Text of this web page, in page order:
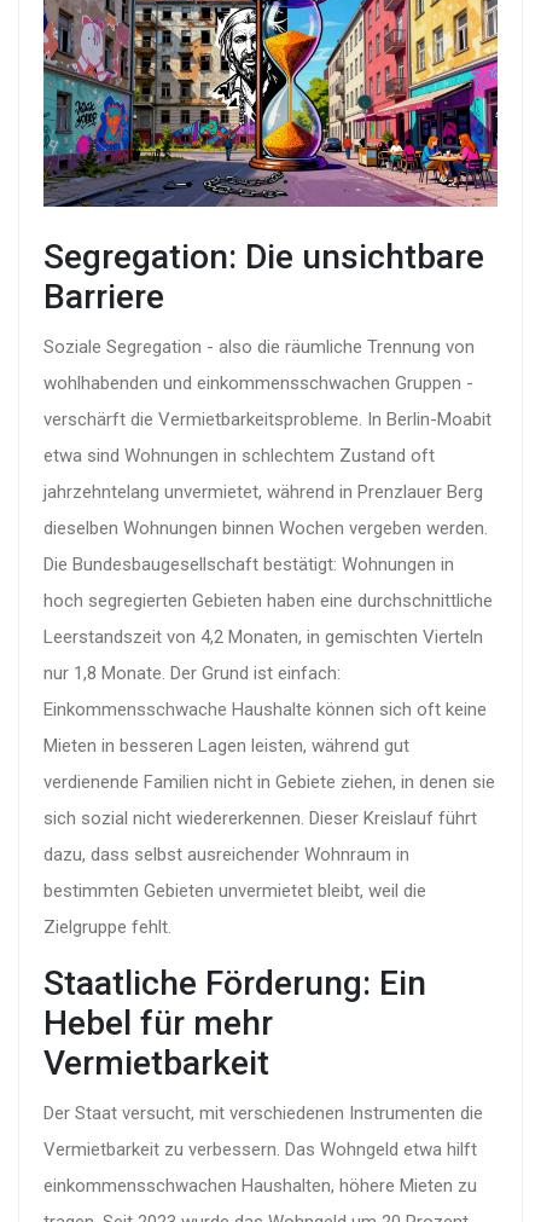
Segregation: Die unsichtbare
Barriere
Soziale Segregation - also die räumliche Trennung von
wohlhabenden und einkommensschwachen Gruppen -
verschärft die Vermietbarkeitsprobleme. In Berlin-Moabit
etwa sind Wohnungen in schlechtem Zustand oft
jahrzehntelang unvermietet, während in Prenzlauer Berg
dieselben Wohnungen binnen Wochen vergeben werden.
Die Bundesbaugesellschaft bestätigt: Wohnungen in
hoch segregierten Gebieten haben eine durchschnittliche
Leerstandszeit von 4,2 Monaten, in gemischten Vierteln
nur 1,8 Monate. Der Grund ist einfach:
Einkommensschwache Haushalte können sich oft keine
Mieten in besseren Lagen leisten, während gut
verdienende Familien nicht in Gebiete ziehen, in denen sie
sich sozial nicht wiedererkennen. Dieser Kreislauf führt
dazu, dass selbst ausreichender Wohnraum in
bestimmten Gebieten unvermietet bleibt, weil die
Zielgruppe fehlt.
Staatliche Förderung: Ein
Hebel für mehr
Vermietbarkeit
Der Staat versucht, mit verschiedenen Instrumenten die
Vermietbarkeit zu verbessern. Das Wohngeld etwa hilft
einkommensschwachen Haushalten, höhere Mieten zu